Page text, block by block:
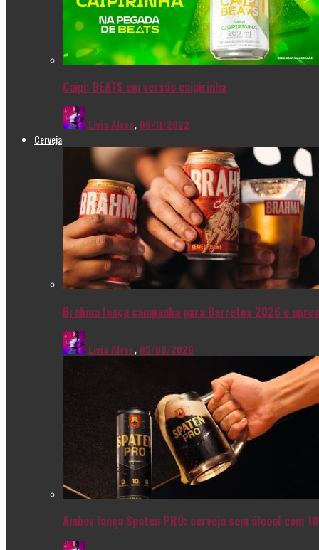
Caipi: BEATS em versão caipirinha
Livia Alves, 08/11/2022
Cerveja
Brahma lança campanha para Barretos 2026 e
Livia Alves, 05/08/2026
Ambev lança Spaten PRO: cerveja sem álcool com